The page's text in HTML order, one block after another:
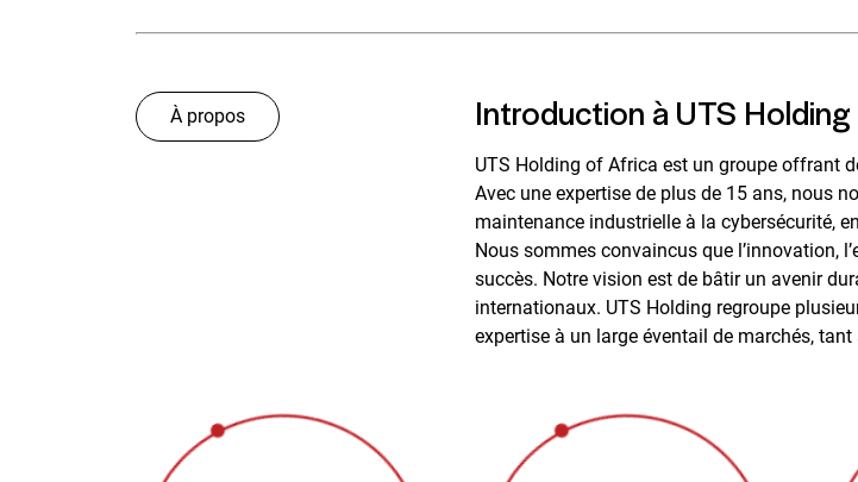
À propos Introduction à UTS
UTS Holding of Africa est un groupe offrant
Avec une expertise de plus de 15 ans, nous
maintenance industrielle à la cybersécurité,
Nous sommes convaincus que l’innovation,
succès. Notre vision est de bâtir un avenir
internationaux. UTS Holding regroupe
expertise à un large éventail de marchés,